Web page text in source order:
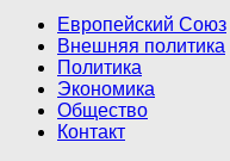
Европейский Союз
Внешняя политика
Политика
Экономика
Общество
Контакт